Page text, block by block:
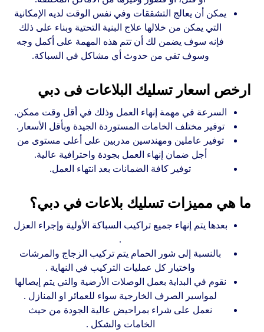
يمكن أن يعالج التشققات وفي نفس الوقت لديه الإمكانية
التي يمكن من خلالها علاج البنية التحتية وبناء على ذلك
فإنه سوف يضمن لك أن تتم هذه المهمة على أكمل وجه
وسوف تقي من حدوث أي مشاكل في السباكة.
ارخص اسعار تسليك البلاعات فى دبي
السرعة في مهمة إنهاء العمل وذلك في أقل وقت ممكن.
توفير مختلف الخامات المستوردة الجيدة وبأقل الأسعار.
توفير عاملين ومهندسين مدربين على أعلى مستوى من
أجل ضمان إنهاء العمل بجودة واحترافية عالية.
توفير كافة الضمانات بعد انتهاء العمل.
ما هي مميزات تسليك بلاعات في دبي؟
بعدها يتم إنهاء جميع تراكيب السباكة الأولية وإجراء العزل
.
بالنسبة إلى شور الحمام يتم تركيب الزجاج والمرشات
واختيار كل عمليات التركيب في النهاية .
نقوم في البداية بعمل الوصلات الأرضية والتي يتم إيصالها
لمواسير الصرف الخارجية سواء للعمائر او المنازل .
نعمل على شراء بمراحيض عالية الجودة من حيث
الخامات والشكل .